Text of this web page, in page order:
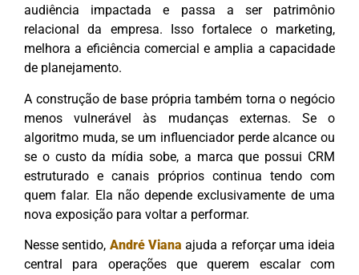
audiência impactada e passa a ser patrimônio
relacional da empresa. Isso fortalece o marketing,
melhora a eficiência comercial e amplia a capacidade
de planejamento.
A construção de base própria também torna o negócio
menos vulnerável às mudanças externas. Se o
algoritmo muda, se um influenciador perde alcance ou
se o custo da mídia sobe, a marca que possui CRM
estruturado e canais próprios continua tendo com
quem falar. Ela não depende exclusivamente de uma
nova exposição para voltar a performar.
Nesse sentido, André Viana ajuda a reforçar uma ideia
central para operações que querem escalar com